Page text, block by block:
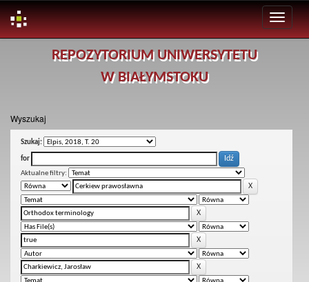
REPOZYTORIUM UNIWERSYTETU
W BIAŁYMSTOKU
Wyszukaj
Szukaj:
for
Aktualne filtry: